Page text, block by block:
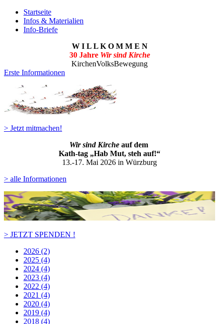
Startseite
Infos & Materialien
Info-Briefe
W I L L K O M M E N
30 Jahre Wir sind Kirche
KirchenVolksBewegung
Erste Informationen
> Jetzt mitmachen!
Wir sind Kirche auf dem
Kath-tag „Hab Mut, steh auf!“
13.-17. Mai 2026 in Würzburg
> alle Informationen
> JETZT SPENDEN !
2026 (2)
2025 (4)
2024 (4)
2023 (4)
2022 (4)
2021 (4)
2020 (4)
2019 (4)
2018 (4)